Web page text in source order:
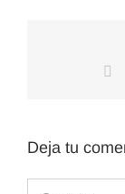
Deja tu